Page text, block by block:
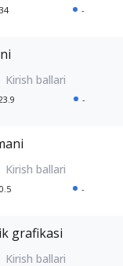
-
-
-
grafikasi